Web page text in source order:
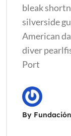
bleak
silverside
American
diver
Port
By